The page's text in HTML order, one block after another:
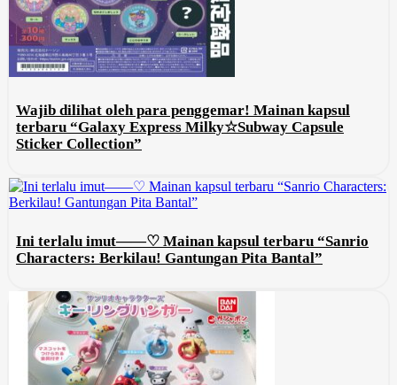
Wajib dilihat oleh para penggemar! Mainan kapsul
terbaru “Galaxy Express Milky☆Subway Capsule
Sticker Collection”
Ini terlalu imut——♡ Mainan kapsul terbaru “Sanrio
Characters: Berkilau! Gantungan Pita Bantal”